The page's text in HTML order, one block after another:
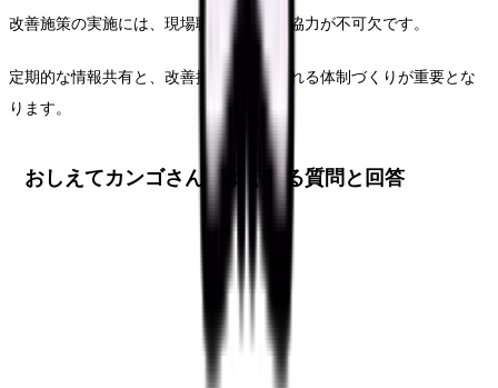
改善施策の実施には、現場職員の理解と協力が不可欠です。
定期的な情報共有と、改善提案を受け入れる体制づくりが重要とな
ります。
おしえてカンゴさん！よくある質問と回答